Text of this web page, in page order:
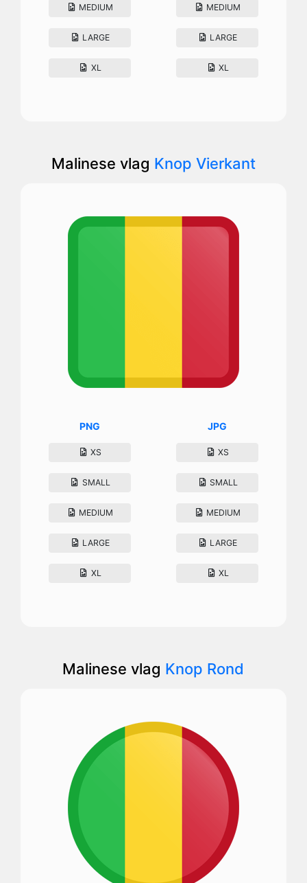
MEDIUM
LARGE
XL
MEDIUM
LARGE
XL
Malinese vlag Knop Vierkant
PNG
XS
SMALL
MEDIUM
LARGE
XL
JPG
XS
SMALL
MEDIUM
LARGE
XL
Malinese vlag Knop Rond